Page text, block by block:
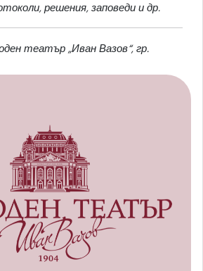
решения, заповеди и др.
театър „Иван Вазов“, гр.